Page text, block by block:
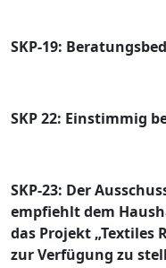
SKP-19:
SKP 22: Einstimmig
SKP-23: Der
empfiehlt dem
das Projekt „Textiles
zur Verfügung zu